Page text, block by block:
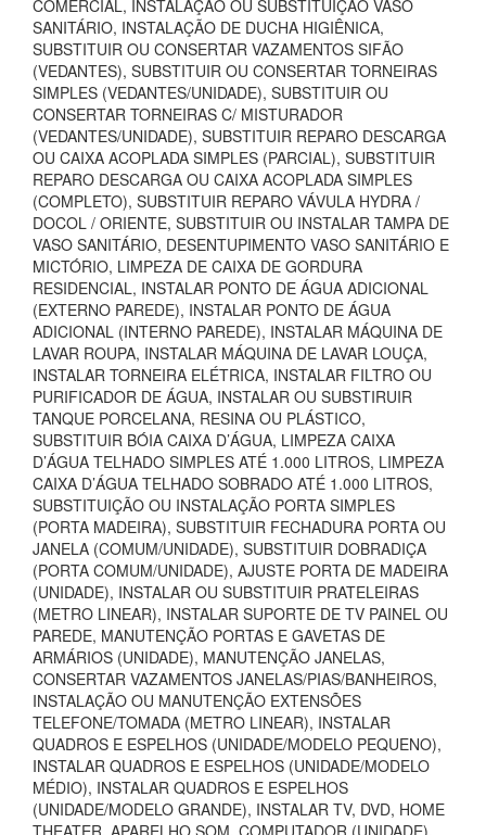
COMERCIAL, INSTALAÇÃO OU SUBSTITUIÇÃO VASO
SANITÁRIO, INSTALAÇÃO DE DUCHA HIGIÊNICA,
SUBSTITUIR OU CONSERTAR VAZAMENTOS SIFÃO
(VEDANTES), SUBSTITUIR OU CONSERTAR TORNEIRAS
SIMPLES (VEDANTES/UNIDADE), SUBSTITUIR OU
CONSERTAR TORNEIRAS C/ MISTURADOR
(VEDANTES/UNIDADE), SUBSTITUIR REPARO DESCARGA
OU CAIXA ACOPLADA SIMPLES (PARCIAL), SUBSTITUIR
REPARO DESCARGA OU CAIXA ACOPLADA SIMPLES
(COMPLETO), SUBSTITUIR REPARO VÁVULA HYDRA /
DOCOL / ORIENTE, SUBSTITUIR OU INSTALAR TAMPA DE
VASO SANITÁRIO, DESENTUPIMENTO VASO SANITÁRIO E
MICTÓRIO, LIMPEZA DE CAIXA DE GORDURA
RESIDENCIAL, INSTALAR PONTO DE ÁGUA ADICIONAL
(EXTERNO PAREDE), INSTALAR PONTO DE ÁGUA
ADICIONAL (INTERNO PAREDE), INSTALAR MÁQUINA DE
LAVAR ROUPA, INSTALAR MÁQUINA DE LAVAR LOUÇA,
INSTALAR TORNEIRA ELÉTRICA, INSTALAR FILTRO OU
PURIFICADOR DE ÁGUA, INSTALAR OU SUBSTIRUIR
TANQUE PORCELANA, RESINA OU PLÁSTICO,
SUBSTITUIR BÓIA CAIXA D’ÁGUA, LIMPEZA CAIXA
D’ÁGUA TELHADO SIMPLES ATÉ 1.000 LITROS, LIMPEZA
CAIXA D’ÁGUA TELHADO SOBRADO ATÉ 1.000 LITROS,
SUBSTITUIÇÃO OU INSTALAÇÃO PORTA SIMPLES
(PORTA MADEIRA), SUBSTITUIR FECHADURA PORTA OU
JANELA (COMUM/UNIDADE), SUBSTITUIR DOBRADIÇA
(PORTA COMUM/UNIDADE), AJUSTE PORTA DE MADEIRA
(UNIDADE), INSTALAR OU SUBSTITUIR PRATELEIRAS
(METRO LINEAR), INSTALAR SUPORTE DE TV PAINEL OU
PAREDE, MANUTENÇÃO PORTAS E GAVETAS DE
ARMÁRIOS (UNIDADE), MANUTENÇÃO JANELAS,
CONSERTAR VAZAMENTOS JANELAS/PIAS/BANHEIROS,
INSTALAÇÃO OU MANUTENÇÃO EXTENSÕES
TELEFONE/TOMADA (METRO LINEAR), INSTALAR
QUADROS E ESPELHOS (UNIDADE/MODELO PEQUENO),
INSTALAR QUADROS E ESPELHOS (UNIDADE/MODELO
MÉDIO), INSTALAR QUADROS E ESPELHOS
(UNIDADE/MODELO GRANDE), INSTALAR TV, DVD, HOME
THEATER, APARELHO SOM, COMPUTADOR (UNIDADE),